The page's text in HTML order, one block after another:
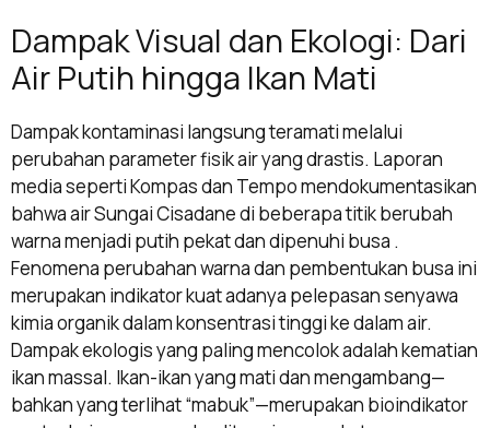
Dampak Visual dan Ekologi: Dari
Air Putih hingga Ikan Mati
Dampak kontaminasi langsung teramati melalui
perubahan parameter fisik air yang drastis. Laporan
media seperti Kompas dan Tempo mendokumentasikan
bahwa air Sungai Cisadane di beberapa titik berubah
warna menjadi putih pekat dan dipenuhi busa .
Fenomena perubahan warna dan pembentukan busa ini
merupakan indikator kuat adanya pelepasan senyawa
kimia organik dalam konsentrasi tinggi ke dalam air.
Dampak ekologis yang paling mencolok adalah kematian
ikan massal. Ikan-ikan yang mati dan mengambang—
bahkan yang terlihat “mabuk”—merupakan bioindikator